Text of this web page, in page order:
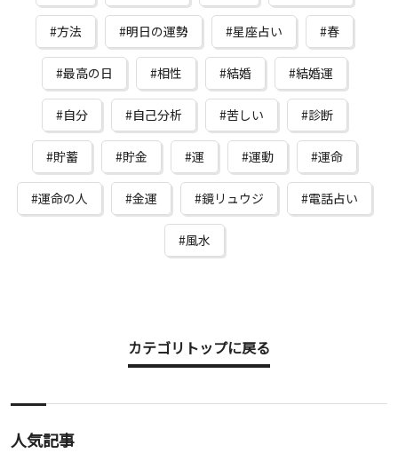
方法 明日の運勢 星座占い 春
最高の日 相性 結婚 結婚運
自分 自己分析 苦しい 診断
貯蓄 貯金 運 運動 運命
運命の人 金運 鏡リュウジ 電話占い
風水
カテゴリトップに戻る
人気記事